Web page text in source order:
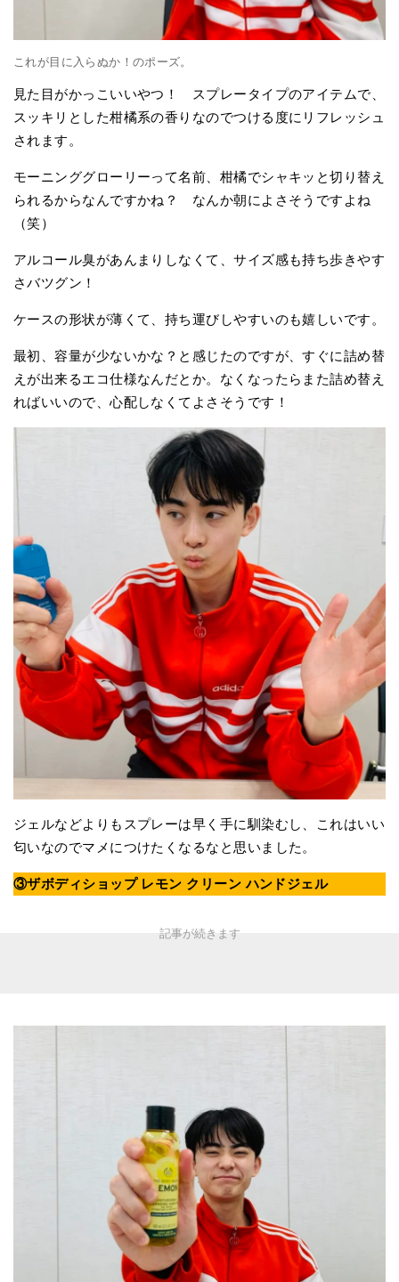
これが目に入らぬか！のポーズ。
見た目がかっこいいやつ！ スプレータイプのアイテムで、
スッキリとした柑橘系の香りなのでつける度にリフレッシュ
されます。
モーニンググローリーって名前、柑橘でシャキッと切り替え
られるからなんですかね？ なんか朝によさそうですよね
（笑）
アルコール臭があんまりしなくて、サイズ感も持ち歩きやす
さバツグン！
ケースの形状が薄くて、持ち運びしやすいのも嬉しいです。
最初、容量が少ないかな？と感じたのですが、すぐに詰め替
えが出来るエコ仕様なんだとか。なくなったらまた詰め替え
ればいいので、心配しなくてよさそうです！
ジェルなどよりもスプレーは早く手に馴染むし、これはいい
匂いなのでマメにつけたくなるなと思いました。
③ザボディショップ レモン クリーン ハンドジェル